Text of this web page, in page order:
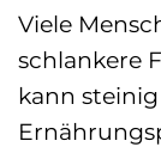
Viele
schlankere
kann